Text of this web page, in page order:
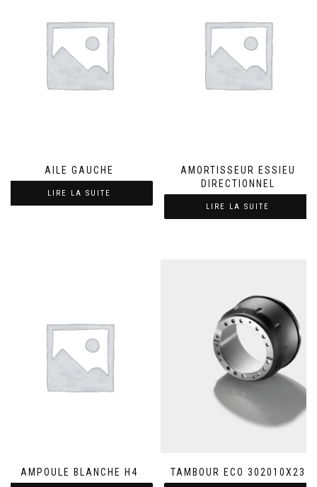
AILE GAUCHE
LIRE LA SUITE
AMORTISSEUR ESSIEU
DIRECTIONNEL
LIRE LA SUITE
AMPOULE BLANCHE H4 TAMBOUR ECO 302010X23